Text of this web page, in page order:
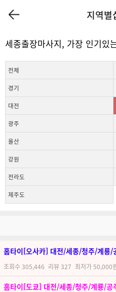
지역별
세종출장마사지, 가장 인기있
전체
경기
대전
광주
울산
강원
전라도
제주도
최저가50,000
리뷰327
조회수305,446